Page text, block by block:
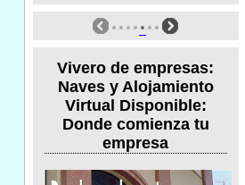
Vivero de empresas:
Naves y Alojamiento
Virtual Disponible:
Donde comienza tu
empresa